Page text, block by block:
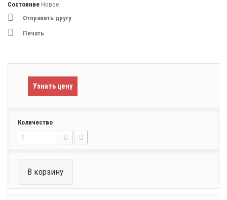
Состояние Новое
Отправить другу
Печать
Узнать цену
Количество
В корзину